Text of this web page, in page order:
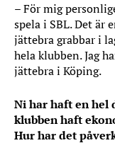
– För mig
spela i SBL. Det är
jättebra grabbar i
hela klubben. Jag
jättebra i Köping.
Ni har haft en hel
klubben haft
Hur har det